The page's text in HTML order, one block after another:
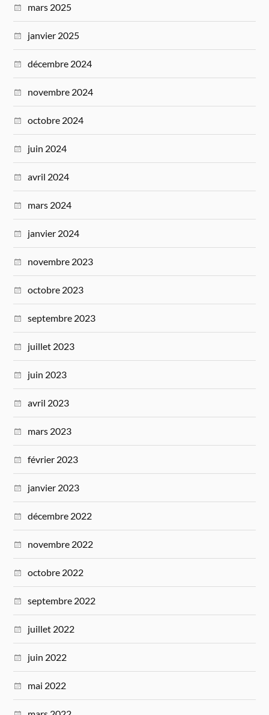
mars 2025
janvier 2025
décembre 2024
novembre 2024
octobre 2024
juin 2024
avril 2024
mars 2024
janvier 2024
novembre 2023
octobre 2023
septembre 2023
juillet 2023
juin 2023
avril 2023
mars 2023
février 2023
janvier 2023
décembre 2022
novembre 2022
octobre 2022
septembre 2022
juillet 2022
juin 2022
mai 2022